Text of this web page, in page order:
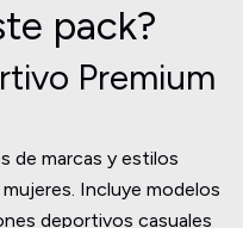
pack?
Premium
de marcas y estilos
Incluye modelos
deportivos casuales